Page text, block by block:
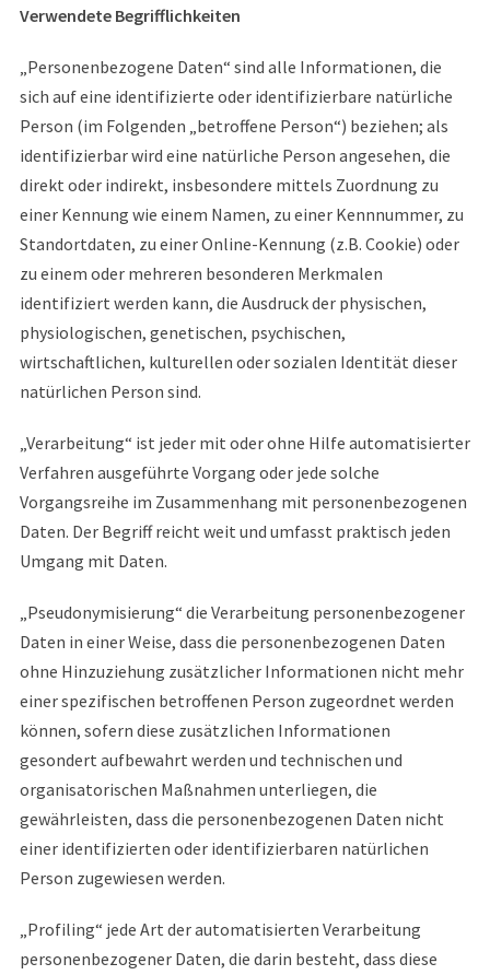
Verwendete Begrifflichkeiten
„Personenbezogene Daten“ sind alle Informationen, die
sich auf eine identifizierte oder identifizierbare natürliche
Person (im Folgenden „betroffene Person“) beziehen; als
identifizierbar wird eine natürliche Person angesehen, die
direkt oder indirekt, insbesondere mittels Zuordnung zu
einer Kennung wie einem Namen, zu einer Kennnummer, zu
Standortdaten, zu einer Online-Kennung (z.B. Cookie) oder
zu einem oder mehreren besonderen Merkmalen
identifiziert werden kann, die Ausdruck der physischen,
physiologischen, genetischen, psychischen,
wirtschaftlichen, kulturellen oder sozialen Identität dieser
natürlichen Person sind.
„Verarbeitung“ ist jeder mit oder ohne Hilfe automatisierter
Verfahren ausgeführte Vorgang oder jede solche
Vorgangsreihe im Zusammenhang mit personenbezogenen
Daten. Der Begriff reicht weit und umfasst praktisch jeden
Umgang mit Daten.
„Pseudonymisierung“ die Verarbeitung personenbezogener
Daten in einer Weise, dass die personenbezogenen Daten
ohne Hinzuziehung zusätzlicher Informationen nicht mehr
einer spezifischen betroffenen Person zugeordnet werden
können, sofern diese zusätzlichen Informationen
gesondert aufbewahrt werden und technischen und
organisatorischen Maßnahmen unterliegen, die
gewährleisten, dass die personenbezogenen Daten nicht
einer identifizierten oder identifizierbaren natürlichen
Person zugewiesen werden.
„Profiling“ jede Art der automatisierten Verarbeitung
personenbezogener Daten, die darin besteht, dass diese